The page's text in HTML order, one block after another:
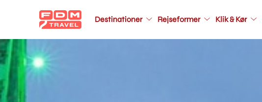
Gå
til
hovedindhold
navigation
Destinationer Rejseformer Klik & Kør